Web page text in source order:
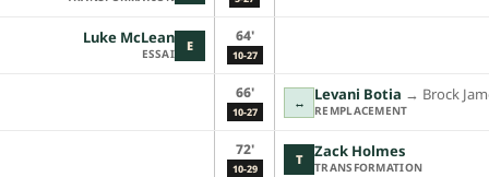
E
Luke McLean
ESSAI
64'
10-27
66'
10-27
↔ Levani Botia →︎ Brock
REMPLACEMENT
72'
10-29
T Zack Holmes
TRANSFORMATION